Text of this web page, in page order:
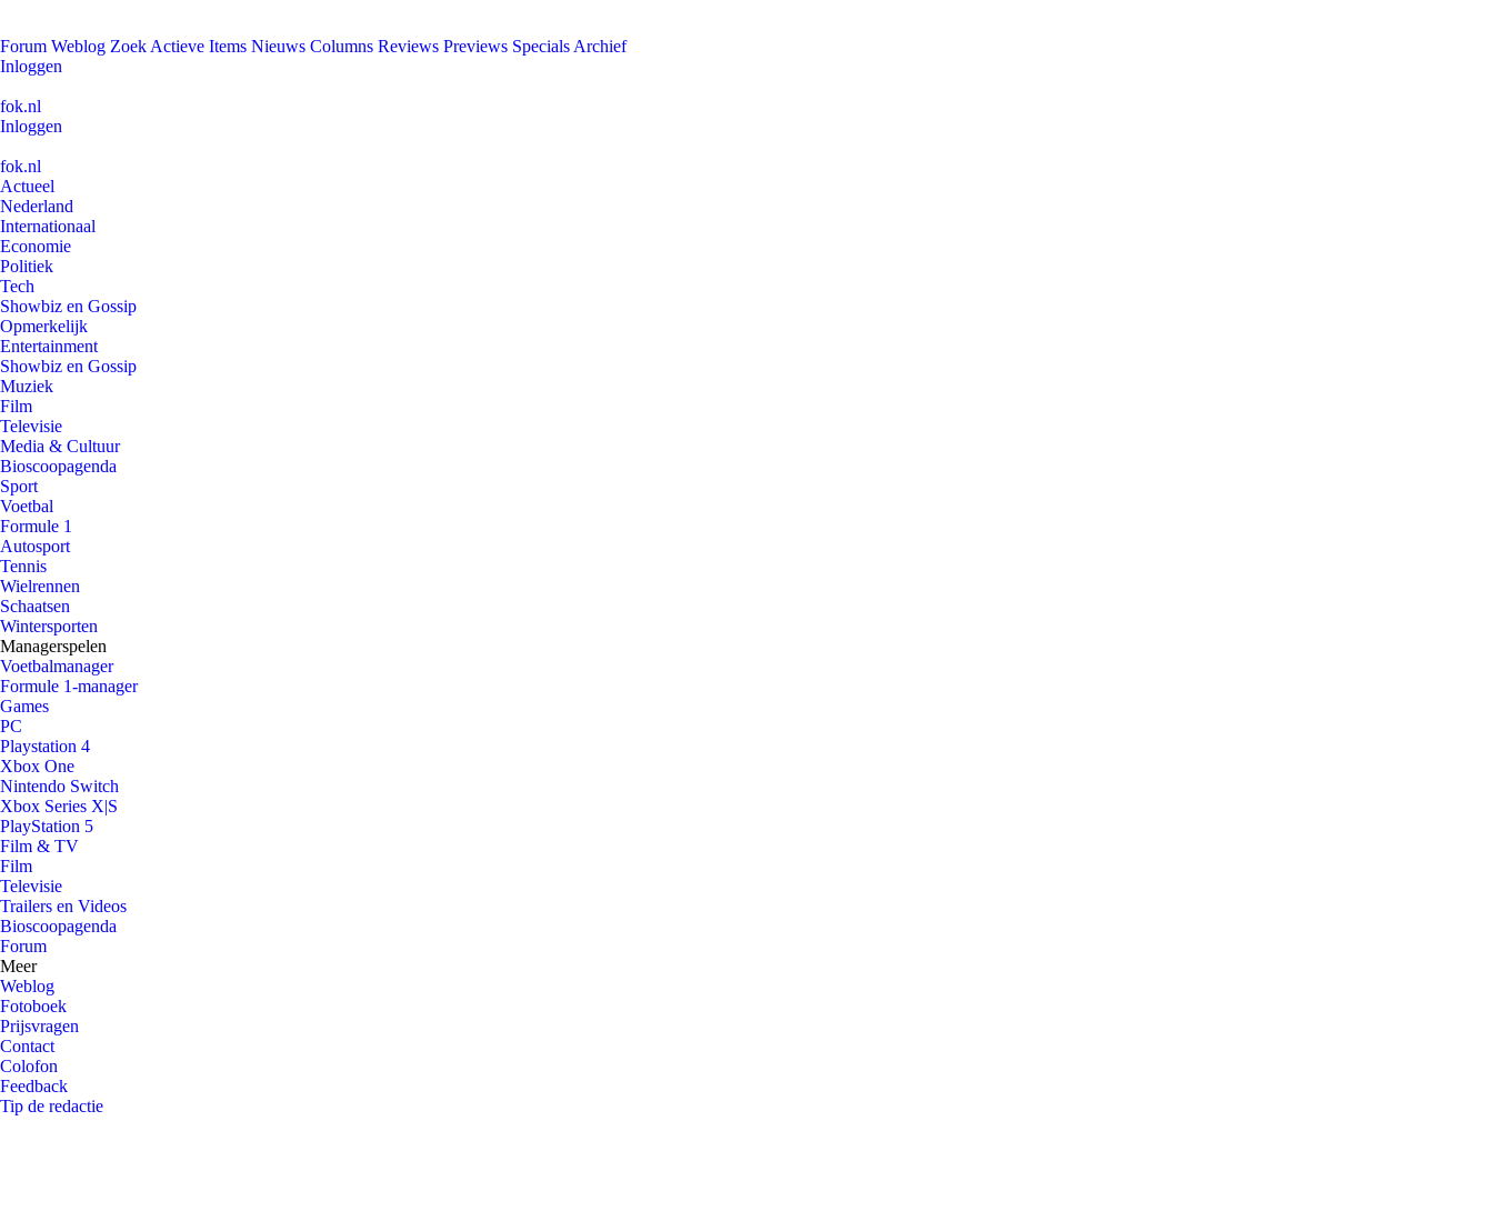
Forum Weblog Zoek Actieve Items Nieuws Columns Reviews Previews Specials Archief
Inloggen
fok.nl
Inloggen
fok.nl
Actueel
Nederland
Internationaal
Economie
Politiek
Tech
Showbiz en Gossip
Opmerkelijk
Entertainment
Showbiz en Gossip
Muziek
Film
Televisie
Media & Cultuur
Bioscoopagenda
Sport
Voetbal
Formule 1
Autosport
Tennis
Wielrennen
Schaatsen
Wintersporten
Managerspelen
Voetbalmanager
Formule 1-manager
Games
PC
Playstation 4
Xbox One
Nintendo Switch
Xbox Series X|S
PlayStation 5
Film & TV
Film
Televisie
Trailers en Videos
Bioscoopagenda
Forum
Meer
Weblog
Fotoboek
Prijsvragen
Contact
Colofon
Feedback
Tip de redactie